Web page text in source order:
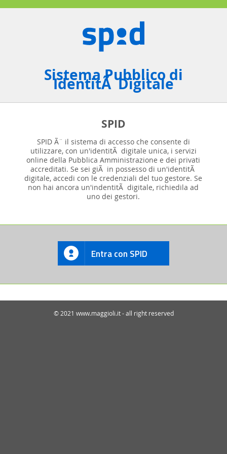
Sistema Pubblico di
IdentitÃ Digitale
SPID
SPID Ã¨ il sistema di accesso che consente di
utilizzare, con un'identitÃ digitale unica, i servizi
online della Pubblica Amministrazione e dei privati
accreditati. Se sei giÃ in possesso di un'identitÃ
digitale, accedi con le credenziali del tuo gestore. Se
non hai ancora un'indentitÃ digitale, richiedila ad
uno dei gestori.
Entra con SPID
© 2021 www.maggioli.it - all right reserved